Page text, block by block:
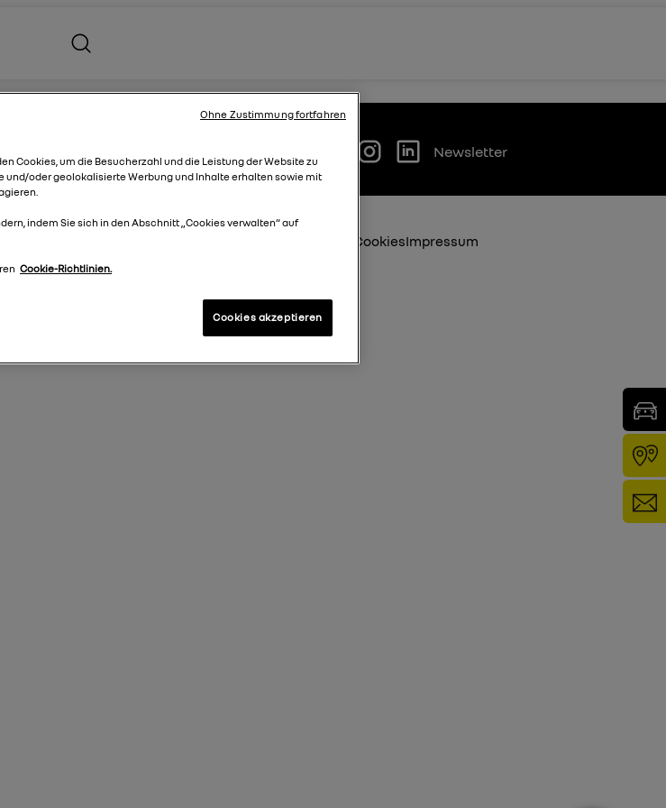
Newsletter
CookiesImpressum
Cookies, um die Besucherzahl und die Leistung der Website zu
und/oder geolokalisierte Werbung und Inhalte erhalten sowie mit
indem Sie sich in den Abschnitt „Cookies verwalten“ auf
Cookie-Richtlinien.
Cookies akzeptieren
Ohne Zustimmung fortfahren